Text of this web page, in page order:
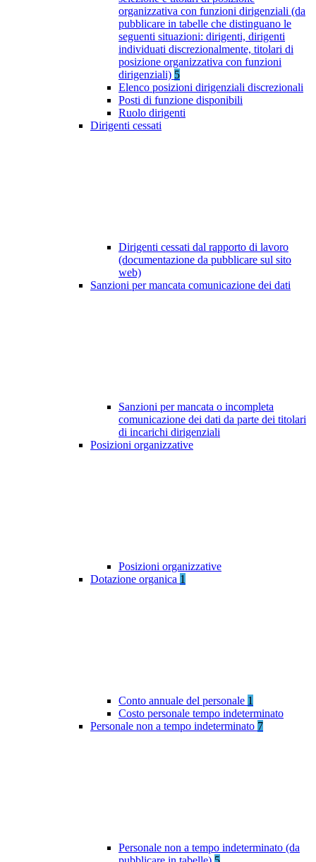
organizzativa con funzioni dirigenziali (da
pubblicare in tabelle che distinguano le
seguenti situazioni: dirigenti, dirigenti
individuati discrezionalmente, titolari di
posizione organizzativa con funzioni
dirigenziali) 5
Elenco posizioni dirigenziali discrezionali
Posti di funzione disponibili
Ruolo dirigenti
Dirigenti cessati
Dirigenti cessati dal rapporto di lavoro
(documentazione da pubblicare sul sito
web)
Sanzioni per mancata comunicazione dei dati
Sanzioni per mancata o incompleta
comunicazione dei dati da parte dei titolari
di incarichi dirigenziali
Posizioni organizzative
Posizioni organizzative
Dotazione organica 1
Conto annuale del personale 1
Costo personale tempo indeterminato
Personale non a tempo indeterminato 7
Personale non a tempo indeterminato (da